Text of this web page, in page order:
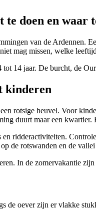
doen en waar
van de Ardennen.
mag missen, welke
14 jaar. De burcht, de
kinderen
rotsige heuvel. Voor
duurt maar een
ridderactiviteiten.
de rotswanden en de vallei
In de zomervakantie
oever zijn er vlakke